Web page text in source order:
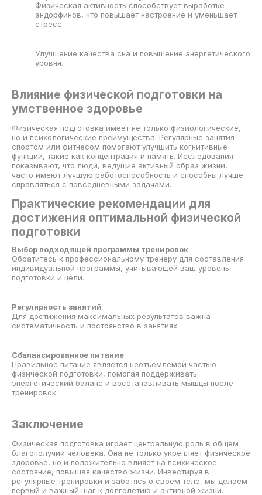
Физическая активность способствует выработке
эндорфинов, что повышает настроение и уменьшает
стресс.
Улучшение качества сна и повышение энергетического
уровня.
Влияние физической подготовки на
умственное здоровье
Физическая подготовка имеет не только физиологические,
но и психологические преимущества. Регулярные занятия
спортом или фитнесом помогают улучшить когнитивные
функции, такие как концентрация и память. Исследования
показывают, что люди, ведущие активный образ жизни,
часто имеют лучшую работоспособность и способны лучше
справляться с повседневными задачами.
Практические рекомендации для
достижения оптимальной физической
подготовки
Выбор подходящей программы тренировок
Обратитесь к профессиональному тренеру для составления
индивидуальной программы, учитывающей ваш уровень
подготовки и цели.
Регулярность занятий
Для достижения максимальных результатов важна
систематичность и постоянство в занятиях.
Сбалансированное питание
Правильное питание является неотъемлемой частью
физической подготовки, помогая поддерживать
энергетический баланс и восстанавливать мышцы после
тренировок.
Заключение
Физическая подготовка играет центральную роль в общем
благополучии человека. Она не только укрепляет физическое
здоровье, но и положительно влияет на психическое
состояние, повышая качество жизни. Инвестируя в
регулярные тренировки и заботясь о своем теле, мы делаем
первый и важный шаг к долголетию и активной жизни.